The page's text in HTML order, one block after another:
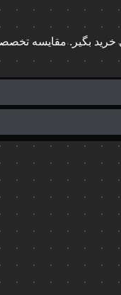
خرید بگیر. مقایسه